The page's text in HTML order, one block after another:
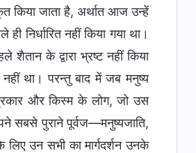
किया जाता है, अर्थात आज उन्हें
नहीं किया गया था।
के द्वारा भ्रष्ट नहीं किया
था। परन्तु बाद में जब मनुष्य
और किस्म के लोग, जो उस
सबसे पुराने पूर्वज—मनुष्यजाति,
उन सभी का मार्गदर्शन उनके